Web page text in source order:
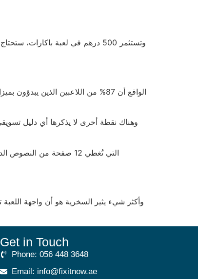
Get in Touch
Phone: 056 448 3648
Email: info@fixitnow.ae